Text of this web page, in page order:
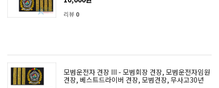
리뷰 0
모범운전자 견장 III - 모범회장 견장, 모범운전자임원
견장, 베스트드라이버 견장, 모범견장, 무사고30년